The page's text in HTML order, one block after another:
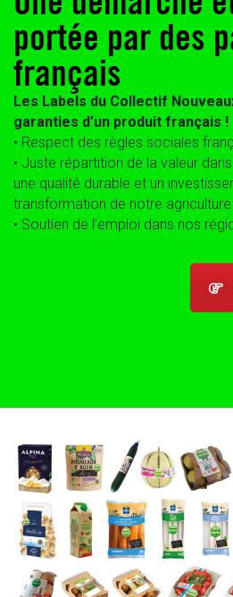
portée par des
français
Les Labels du Collectif
garanties d’un produit français !
• Respect des règles sociales
• Juste répartition de la valeur
une qualité durable et un
transformation de notre agriculture
• Soutien de l’emploi dans nos